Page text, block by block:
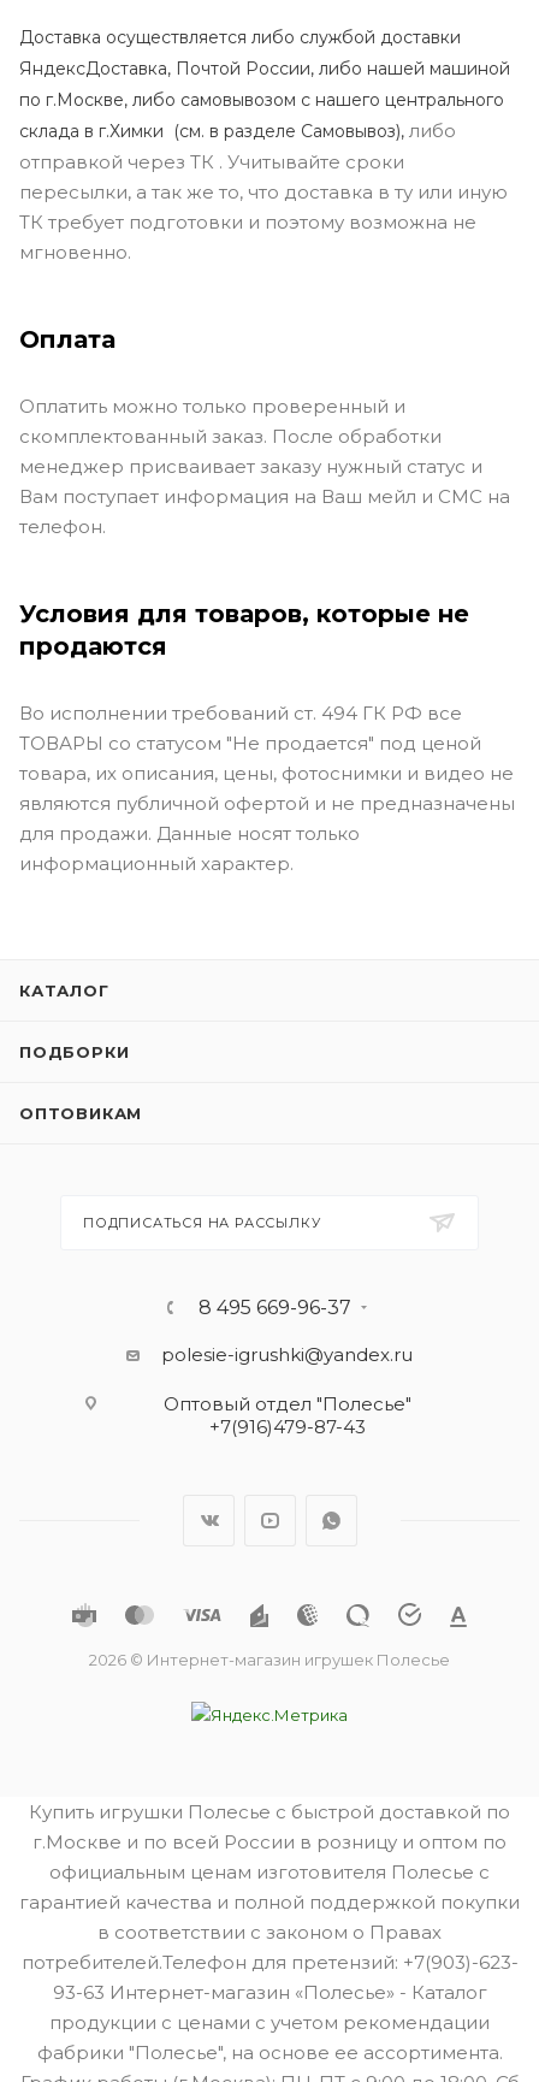
Доставка осуществляется либо службой доставки
ЯндексДоставка, Почтой России, либо нашей машиной
по г.Москве, либо самовывозом с нашего центрального
склада в г.Химки (см. в разделе Самовывоз), либо
отправкой через ТК . Учитывайте сроки
пересылки, а так же то, что доставка в ту или иную
ТК требует подготовки и поэтому возможна не
мгновенно.
Оплата
Оплатить можно только проверенный и
скомплектованный заказ. После обработки
менеджер присваивает заказу нужный статус и
Вам поступает информация на Ваш мейл и СМС на
телефон.
Условия для товаров, которые не
продаются
Во исполнении требований ст. 494 ГК РФ все
ТОВАРЫ со статусом "Не продается" под ценой
товара, их описания, цены, фотоснимки и видео не
являются публичной офертой и не предназначены
для продажи. Данные носят только
информационный характер.
КАТАЛОГ
ПОДБОРКИ
ОПТОВИКАМ
ПОДПИСАТЬСЯ НА РАССЫЛКУ
8 495 669-96-37
polesie-igrushki@yandex.ru
Оптовый отдел "Полесье"
+7(916)479-87-43
2026 © Интернет-магазин игрушек Полесье
Купить игрушки Полесье с быстрой доставкой по
г.Москве и по всей России в розницу и оптом по
официальным ценам изготовителя Полесье с
гарантией качества и полной поддержкой покупки
в соответствии с законом о Правах
потребителей.Телефон для претензий: +7(903)-623-
93-63 Интернет-магазин «Полесье» - Каталог
продукции с ценами с учетом рекомендации
фабрики "Полесье", на основе ее ассортимента.